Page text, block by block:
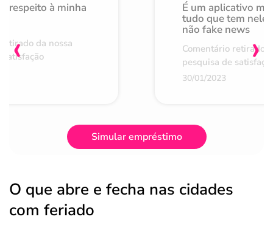
respeito à minha
da nossa
É um aplicativo
tudo que tem nele
não fake news
Comentário retirado
pesquisa de
30/01/2023
‹ ›
Simular empréstimo
O que abre e fecha nas cidades
com feriado